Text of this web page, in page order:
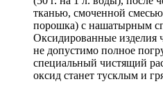
тканью, смоченной
порошка) с нашатырным
Оксидированные изделия
не допустимо полное
специальный чистящий
оксид станет тусклым и